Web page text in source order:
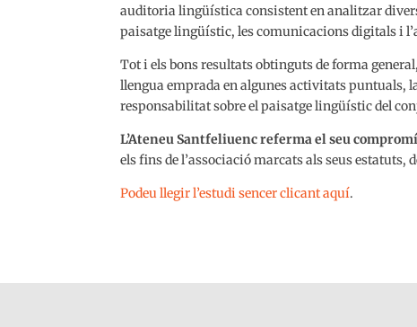
auditoria lingüística consistent en analitzar
paisatge lingüístic, les comunicacions digitals i
Tot i els bons resultats obtinguts de forma
llengua emprada en algunes activitats puntuals,
responsabilitat sobre el paisatge lingüístic del
L’Ateneu Santfeliuenc referma el seu
els fins de l’associació marcats als seus
Podeu llegir l’estudi sencer clicant aquí.